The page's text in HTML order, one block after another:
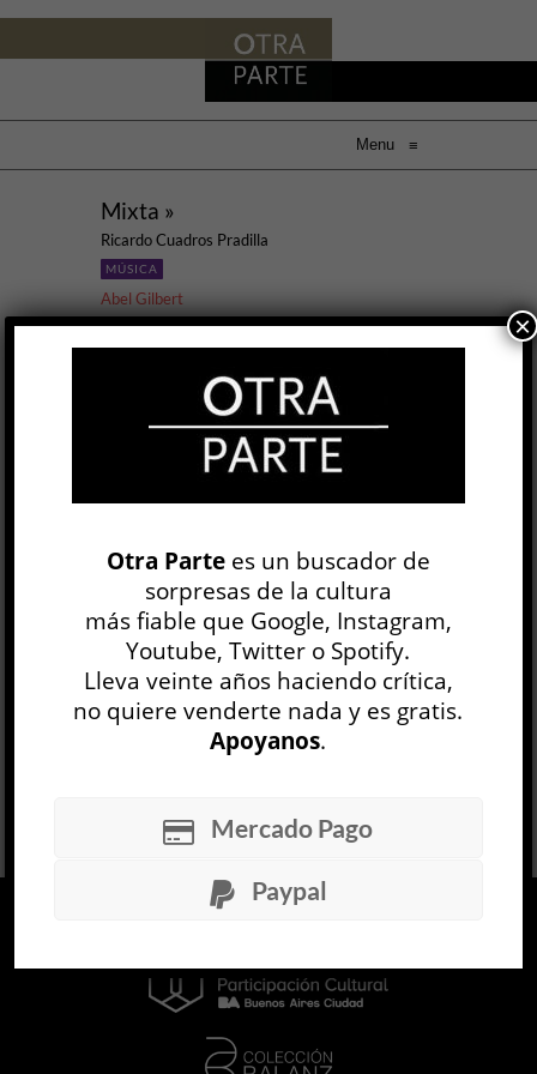
Menu ≡
Mixta »
Ricardo Cuadros Pradilla
MÚSICA
Abel Gilbert
24 FEB, 2022
recorrido de más de setenta años y se remonta
a los primeros escarceos en el
Nordwestdeutscher Rundfunk de Colonia y el
Groupe de Recherches Musicales (GRM) de
París. Dos ciudades, dos modos de construir
Europa y los Estados Unidos analógicos. La
cinta se “cortaba”. El proceso de amalgama y
elaboraci...
LEER MÁS
Otra Partees un buscador de
sorpresas de la cultura
más fiable que Google, Instagram,
Youtube, Twitter o Spotify.
Lleva veinte años haciendo crítica,
no quiere venderte nada y es gratis.
Apoyanos.
Mercado Pago
Paypal
×